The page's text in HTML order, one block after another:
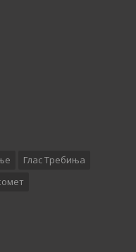
Глас Требиња